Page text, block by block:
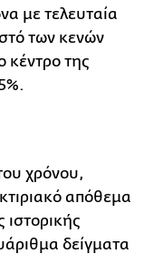
με τελευταία
των κενών
κέντρο της
χρόνου,
απόθεμα
ιστορικής
δείγματα